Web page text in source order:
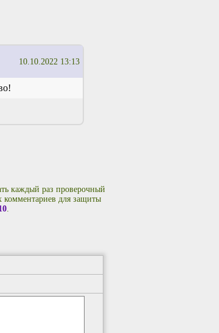
10.10.2022 13:13
каждый раз проверочный
для защиты
.